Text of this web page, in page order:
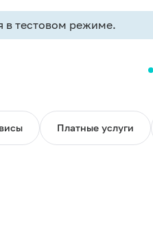
в тестовом режиме.
Платные услуги